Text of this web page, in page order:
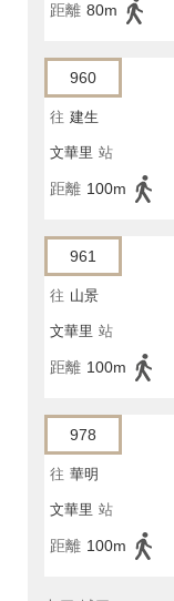
距離 80m
960
往 建生
文華里 站
距離 100m
961
往 山景
文華里 站
距離 100m
978
往 華明
文華里 站
距離 100m